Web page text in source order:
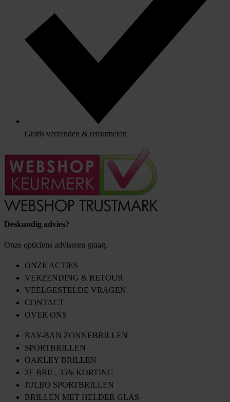
Gratis verzenden & retourneren
Deskundig advies?
Onze opticiens adviseren graag.
ONZE ACTIES
VERZENDING & RETOUR
VEELGESTELDE VRAGEN
CONTACT
OVER ONS
RAY-BAN ZONNEBRILLEN
SPORTBRILLEN
OAKLEY BRILLEN
2E BRIL, 35% KORTING
JULBO SPORTBRILLEN
BRILLEN MET HELDER GLAS